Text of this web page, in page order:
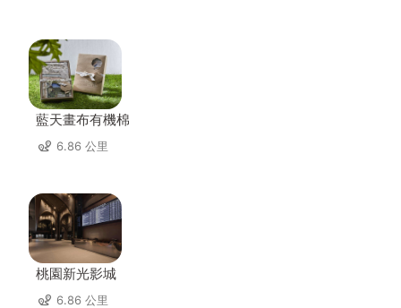
藍天畫布有機棉
6.86 公里
桃園新光影城
6.86 公里